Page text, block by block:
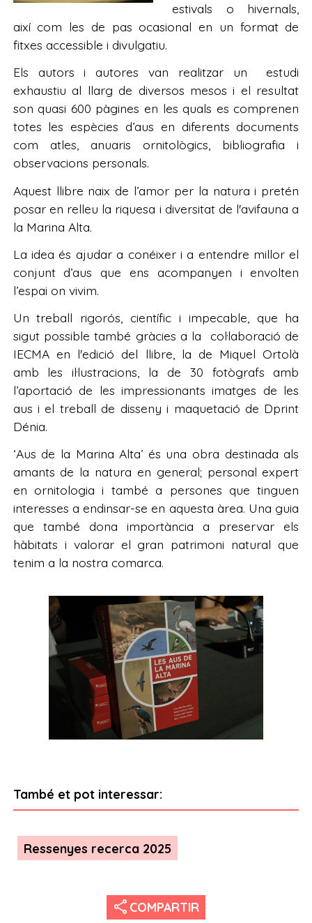
estivals o hivernals,
així com les de pas ocasional en un format de
fitxes accessible i divulgatiu.
Els autors i autores van realitzar un estudi
exhaustiu al llarg de diversos mesos i el resultat
son quasi 600 pàgines en les quals es comprenen
totes les espècies d’aus en diferents documents
com atles, anuaris ornitològics, bibliografia i
observacions personals.
Aquest llibre naix de l’amor per la natura i pretén
posar en relleu la riquesa i diversitat de l'avifauna a
la Marina Alta.
La idea és ajudar a conéixer i a entendre millor el
conjunt d’aus que ens acompanyen i envolten
l’espai on vivim.
Un treball rigorós, científic i impecable, que ha
sigut possible també gràcies a la col·laboració de
IECMA en l'edició del llibre, la de Miquel Ortolà
amb les il·lustracions, la de 30 fotògrafs amb
l’aportació de les impressionants imatges de les
aus i el treball de disseny i maquetació de Dprint
Dénia.
‘Aus de la Marina Alta’ és una obra destinada als
amants de la natura en general; personal expert
en ornitologia i també a persones que tinguen
interesses a endinsar-se en aquesta àrea. Una guia
que també dona importància a preservar els
hàbitats i valorar el gran patrimoni natural que
tenim a la nostra comarca.
També et pot interessar:
Ressenyes recerca 2025
share COMPARTIR